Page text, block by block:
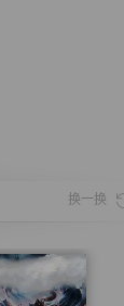
换一换